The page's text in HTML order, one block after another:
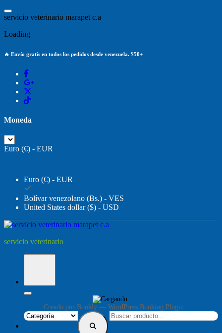
Saltar
al
servicio veterinario marapet c.a
Loading
🔥 Envío gratis en todos los pedidos desde venezuela. $50+
Moneda
Euro (€) - EUR
Euro (€) - EUR
Bolívar venezolano (Bs.) - VES
United States dollar ($) - USD
servicio veterinario
Creado por Bookly —WordPress Booking Plugin